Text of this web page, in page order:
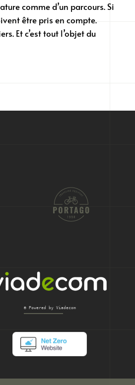
comme d’un parcours. Si
être pris en compte.
Et c’est tout l’objet du
© Powered by Viadecom